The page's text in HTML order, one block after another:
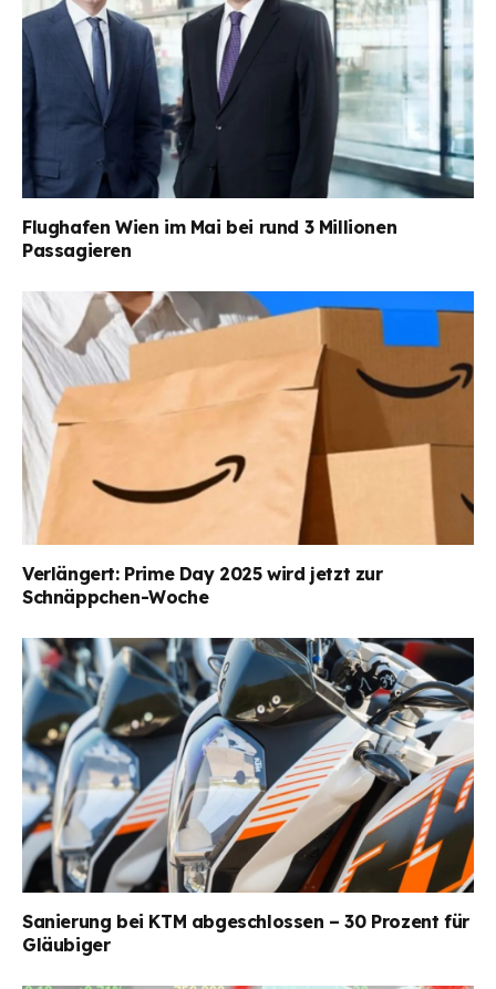
Flughafen Wien im Mai bei rund 3 Millionen
Passagieren
Verlängert: Prime Day 2025 wird jetzt zur
Schnäppchen-Woche
Sanierung bei KTM abgeschlossen – 30 Prozent für
Gläubiger